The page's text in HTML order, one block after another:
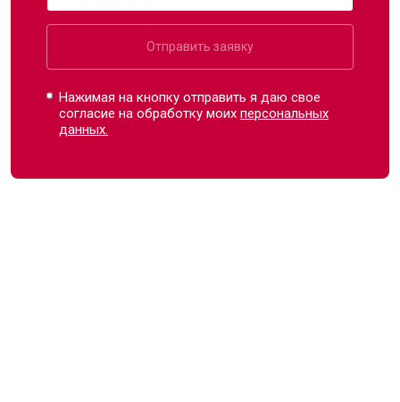
Отправить заявку
Нажимая на кнопку отправить я даю свое
согласие на обработку моихперсональных
данных.